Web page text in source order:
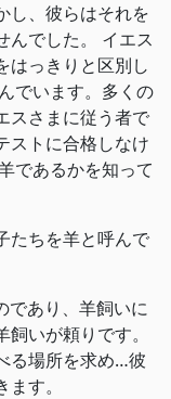
し、彼らはそれを
んでした。 イエス
はっきりと区別し
でいます。多くの
スさまに従う者で
ストに合格しなけ
であるかを知って
ちを羊と呼んで
あり、羊飼いに
いが頼りです。
る場所を求め…彼
す。